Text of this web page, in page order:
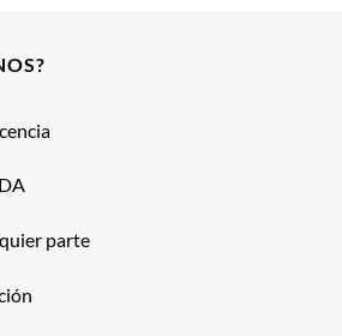
parte